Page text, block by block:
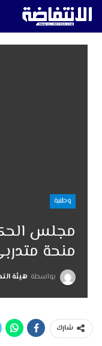
وطنية
مجلس
منحة
بواسطة هيئة
شارك